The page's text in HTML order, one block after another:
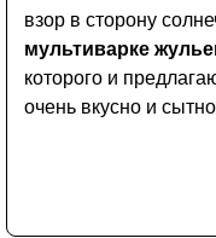
взор в сторону
мультиварке
которого и
очень вкусно и